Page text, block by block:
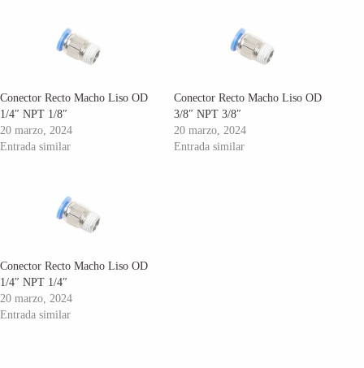
Conector Recto Macho Liso OD
1/4″ NPT 1/8″
20 marzo, 2024
Entrada similar
Conector Recto Macho Liso OD
3/8″ NPT 3/8″
20 marzo, 2024
Entrada similar
Conector Recto Macho Liso OD
1/4″ NPT 1/4″
20 marzo, 2024
Entrada similar